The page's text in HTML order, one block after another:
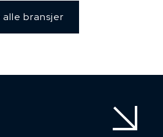
alle bransjer